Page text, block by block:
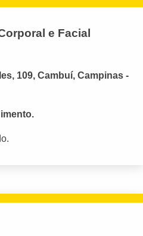
e Facial
109, Cambuí, Campinas -